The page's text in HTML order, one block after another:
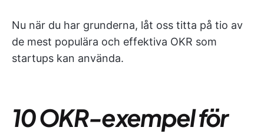
Nu när du har grunderna, låt oss titta på tio av
de mest populära och effektiva OKR som
startups kan använda.
10 OKR-exempel för